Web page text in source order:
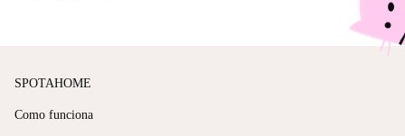
SPOTAHOME
Como funciona